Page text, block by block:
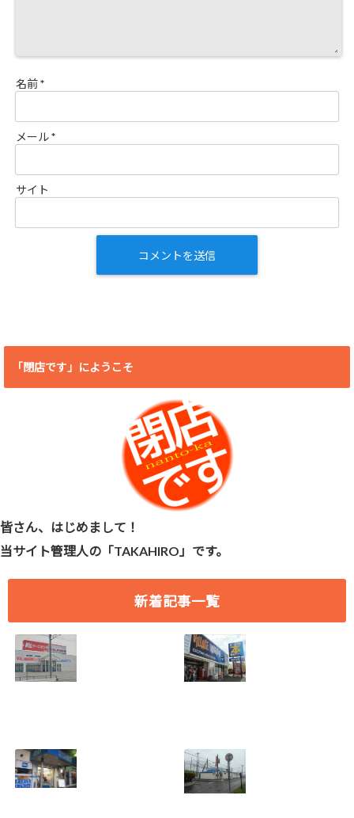
名前*
メール*
サイト
「閉店です」にようこそ
皆さん、はじめまして！
当サイト管理人の「TAKAHIRO」です。
新着記事一覧
2018年7月29日
(日)をもって閉店
2018.07.19
ード刈谷店 2018年
9月17日(月)をもっ
て閉店